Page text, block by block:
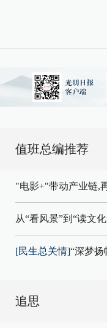
值班总编推荐
"电影+"带动产业链,
从“看风景”到“读文
[民生总关情]“深梦扬
追思